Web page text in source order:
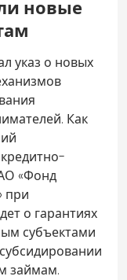
новые
указ о новых
Как
«Фонд
при
о гарантиях
субъектами
займам.